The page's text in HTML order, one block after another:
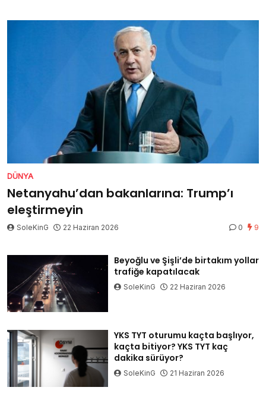
DÜNYA
Netanyahu’dan bakanlarına: Trump’ı
eleştirmeyin
SoleKinG 22 Haziran 2026 0 9
Beyoğlu ve Şişli’de birtakım yollar
trafiğe kapatılacak
SoleKinG 22 Haziran 2026
YKS TYT oturumu kaçta başlıyor,
kaçta bitiyor? YKS TYT kaç
dakika sürüyor?
SoleKinG 21 Haziran 2026